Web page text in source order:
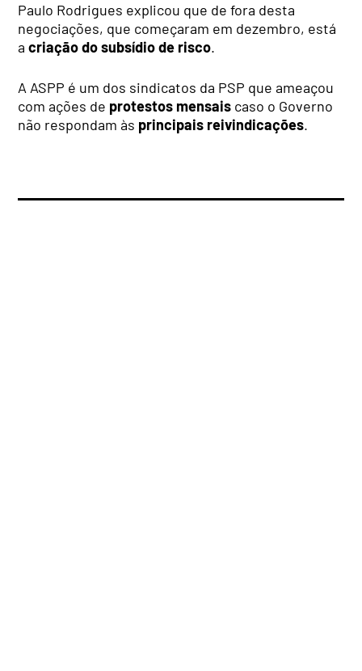
Paulo Rodrigues explicou que de fora desta
negociações, que começaram em dezembro, está
acriação do subsídio de risco.
A ASPP é um dos sindicatos da PSP que ameaçou
com ações de protestos mensais caso o Governo
não respondam às principais reivindicações.